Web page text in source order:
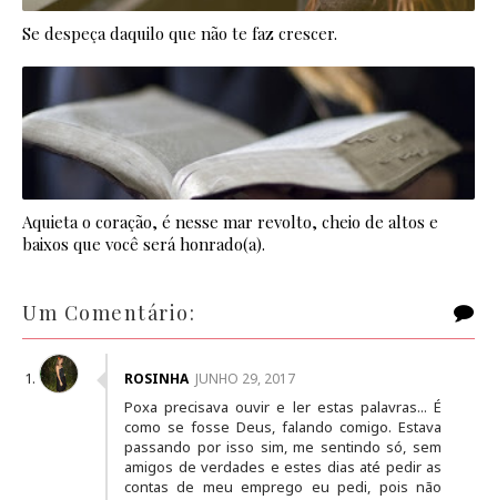
Se despeça daquilo que não te faz crescer.
Aquieta o coração, é nesse mar revolto, cheio de altos e
baixos que você será honrado(a).
Um Comentário:
ROSINHA JUNHO 29, 2017
Poxa precisava ouvir e ler estas palavras... É
como se fosse Deus, falando comigo. Estava
passando por isso sim, me sentindo só, sem
amigos de verdades e estes dias até pedir as
contas de meu emprego eu pedi, pois não